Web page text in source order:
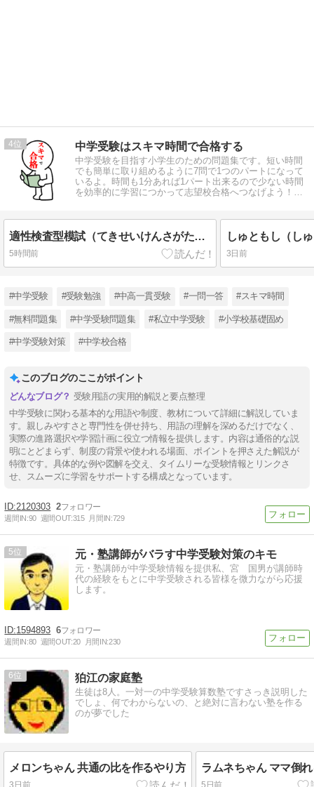
4 中学受験はスキマ時間で合格する
中学受験を目指す小学生のための問題集です。短い時間
でも簡単に取り組めるように7問で1つのパートになって
いるよ。時間も1分あれば1パート出来るので少ない時間
を効率的に学習につかって志望校合格へつなげよう！頑
適性検査型模試（てきせいけんさがたもし）
5時間前
しゅともし（し
3日前
#中学受験 #受験勉強 #中高一貫受験 #一問一答 #スキマ時間
#無料問題集 #中学受験問題集 #私立中学受験 #小学校基礎固め
#中学受験対策 #中学校合格
このブログのここがポイント
受験用語の実用的解説と要点整理
中学受験に関わる基本的な用語や制度、教材について詳細に解説していま
す。親しみやすさと専門性を併せ持ち、用語の理解を深めるだけでなく、
実際の進路選択や学習計画に役立つ情報を提供します。内容は通俗的な説
明にとどまらず、制度の背景や使われる場面、ポイントを押さえた解説が
特徴です。具体的な例や図解を交え、タイムリーな受験情報とリンクさ
せ、スムーズに学習をサポートする構成となっています。
2120303 2
週間IN:90 週間OUT:315 月間IN:729
5 元・塾講師がバラす中学受験対策のキモ
元・塾講師が中学受験情報を提供私、宮 国男が講師時
代の経験をもとに中学受験される皆様を微力ながら応援
します。
1594893 6
週間IN:80 週間OUT:20 月間IN:230
6 狛江の家庭塾
生徒は8人。一対一の中学受験算数塾ですさっき説明した
でしょ、何でわからないの、と絶対に言わない塾を作る
のが夢でした
メロンちゃん 共通の比を作るやり方 ラムネちゃん ママ倒